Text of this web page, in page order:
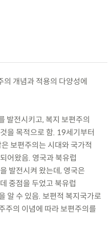
의 개념과 적용의 다양성에
발전시키고, 복지 보편주의
을 목적으로 함. 19세기부터
보편주의는 시대와 국가적
어왔음. 영국과 북유럽
발전시켜 왔는데, 영국은
중점을 두었고 북유럽
알 수 있음. 보편적 복지국가로
주의 이념에 따라 보편주의를